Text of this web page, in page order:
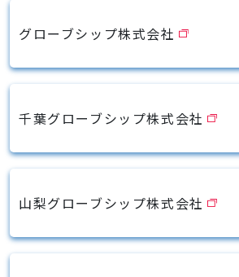
グローブシップ株式会社
千葉グローブシップ株式会社
山梨グローブシップ株式会社